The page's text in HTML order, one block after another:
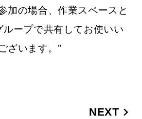
加の場合、作業スペースと
ープで共有してお使いい
ざいます。”
NEXT